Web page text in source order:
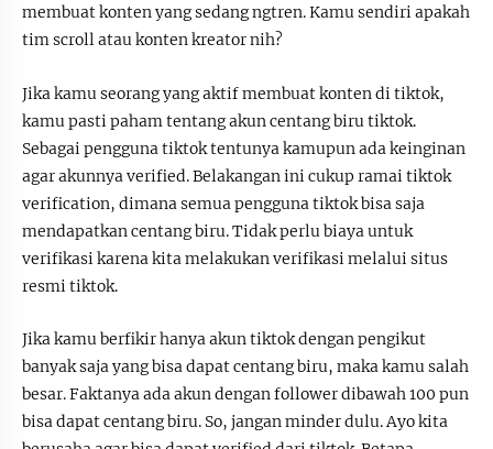
membuat konten yang sedang ngtren. Kamu sendiri apakah
tim scroll atau konten kreator nih?
Jika kamu seorang yang aktif membuat konten di tiktok,
kamu pasti paham tentang akun centang biru tiktok.
Sebagai pengguna tiktok tentunya kamupun ada keinginan
agar akunnya verified. Belakangan ini cukup ramai tiktok
verification, dimana semua pengguna tiktok bisa saja
mendapatkan centang biru. Tidak perlu biaya untuk
verifikasi karena kita melakukan verifikasi melalui situs
resmi tiktok.
Jika kamu berfikir hanya akun tiktok dengan pengikut
banyak saja yang bisa dapat centang biru, maka kamu salah
besar. Faktanya ada akun dengan follower dibawah 100 pun
bisa dapat centang biru. So, jangan minder dulu. Ayo kita